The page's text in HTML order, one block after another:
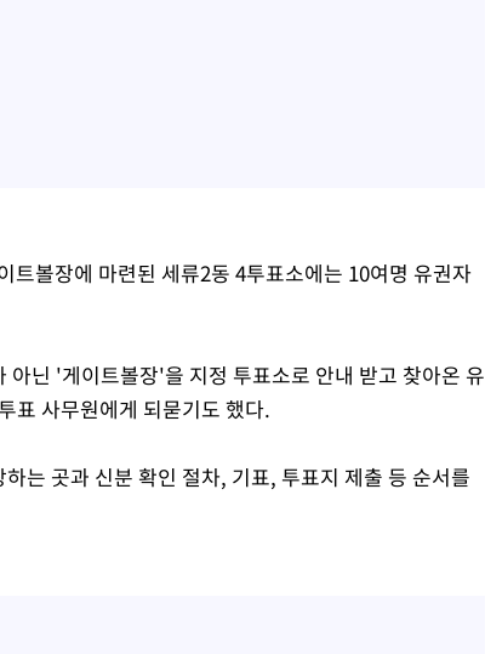
트볼장에 마련된 세류2동 4투표소에는 10여명 유권자
닌 '게이트볼장'을 지정 투표소로 안내 받고 찾아온 유
표 사무원에게 되묻기도 했다.
는 곳과 신분 확인 절차, 기표, 투표지 제출 등 순서를